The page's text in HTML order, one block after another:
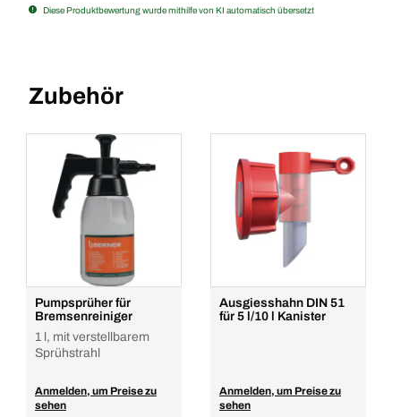
Diese Produktbewertung wurde mithilfe von KI automatisch übersetzt
Zubehör
Pumpsprüher für
Bremsenreiniger
1 l, mit verstellbarem
Sprühstrahl
Anmelden, um Preise zu
sehen
Ausgiesshahn DIN 51
für 5 l/10 l Kanister
Anmelden, um Preise zu
sehen